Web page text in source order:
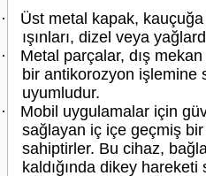
·
Üst metal kapak,
ışınları, dizel veya
·
Metal parçalar, dış
bir antikorozyon işlemine
uyumludur.
·
Mobil uygulamalar için
sağlayan iç içe geçmiş
sahiptirler. Bu cihaz,
kaldığında dikey hareketi